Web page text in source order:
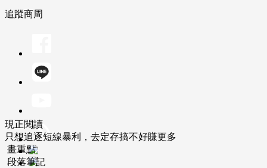
追蹤商周
現正閱讀
只想追逐短線暴利，去定存搞不好賺更多
畫重點
段落筆記